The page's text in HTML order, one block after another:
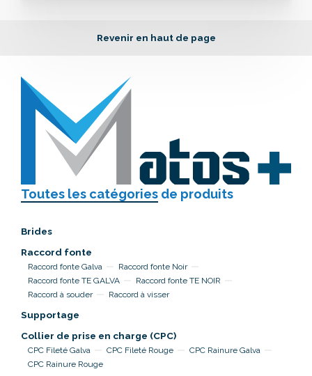
Revenir en haut de page
Toutes les catégories de produits
Brides
Raccord fonte
Raccord fonte Galva
Raccord fonte Noir
Raccord fonte TE GALVA
Raccord fonte TE NOIR
Raccord à souder
Raccord à visser
Supportage
Collier de prise en charge (CPC)
CPC Fileté Galva CPC Fileté Rouge
CPC Rainure Galva
CPC Rainure Rouge